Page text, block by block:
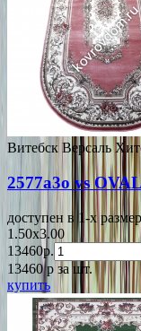
Витебск Версаль
2577a3o vs OVAL
доступен в 1-x
1.50x3.00
13460р.
13460 p за шт.
купить